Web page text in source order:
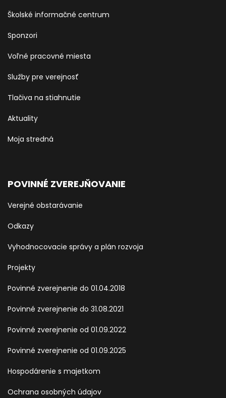
Školské informačné centrum
Sponzori
Voľné pracovné miesta
Služby pre verejnosť
Tlačiva na stiahnutie
Aktuality
Moja stredná
POVINNÉ ZVEREJŇOVANIE
Verejné obstarávanie
Odkazy
Vyhodnocovacie správy a plán rozvoja
Projekty
Povinné zverejnenie do 01.04.2018
Povinné zverejnenie do 31.08.2021
Povinné zverejnenie od 01.09.2022
Povinné zverejnenie od 01.09.2025
Hospodárenie s majetkom
Ochrana osobných údajov